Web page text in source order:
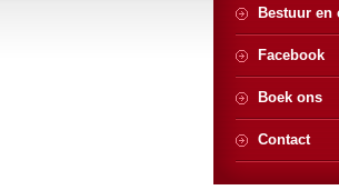
Bestuur
Facebook
Boek ons
Contact